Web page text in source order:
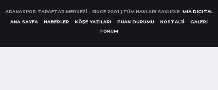
ADANASPOR TARAFTAR MERKEZİ - SINCE 2001 | TÜM HAKLARI SAKLIDIR.MIA DIGITAL
ANA SAYFA
HABERLER KÖŞE YAZILARI PUAN DURUMU NOSTALJİ
GALERİ
FORUM